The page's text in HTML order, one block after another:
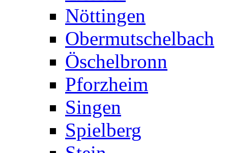
Nöttingen
Obermutschelbach
Öschelbronn
Pforzheim
Singen
Spielberg